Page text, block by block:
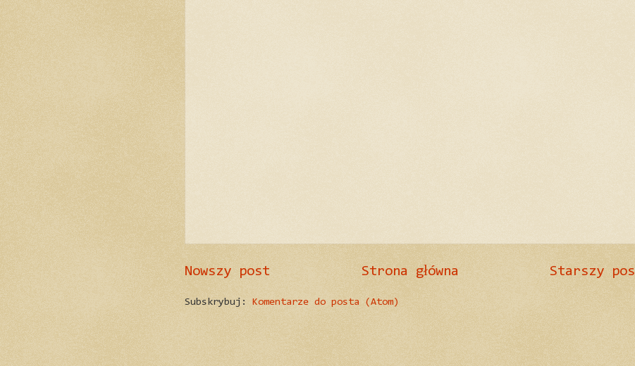
Nowszy post Starszy
Strona główna
Subskrybuj: Komentarze do posta (Atom)